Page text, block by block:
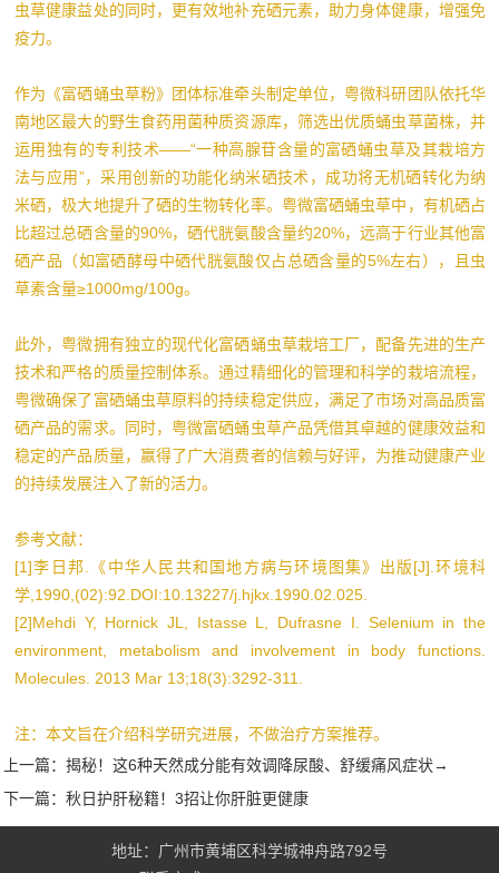
虫草健康益处的同时，更有效地补充硒元素，助力身体健康，增强免
疫力。
作为《富硒蛹虫草粉》团体标准牵头制定单位，粤微科研团队依托华
南地区最大的野生食药用菌种质资源库，筛选出优质蛹虫草菌株，并
运用独有的专利技术——“一种高腺苷含量的富硒蛹虫草及其栽培方
法与应用”，采用创新的功能化纳米硒技术，成功将无机硒转化为纳
米硒，极大地提升了硒的生物转化率。粤微富硒蛹虫草中，有机硒占
比超过总硒含量的90%，硒代胱氨酸含量约20%，远高于行业其他富
硒产品（如富硒酵母中硒代胱氨酸仅占总硒含量的5%左右），且虫
草素含量≥1000mg/100g。
此外，粤微拥有独立的现代化富硒蛹虫草栽培工厂，配备先进的生产
技术和严格的质量控制体系。通过精细化的管理和科学的栽培流程，
粤微确保了富硒蛹虫草原料的持续稳定供应，满足了市场对高品质富
硒产品的需求。同时，粤微富硒蛹虫草产品凭借其卓越的健康效益和
稳定的产品质量，赢得了广大消费者的信赖与好评，为推动健康产业
的持续发展注入了新的活力。
参考文献：
[1]李日邦.《中华人民共和国地方病与环境图集》出版[J].环境科
学,1990,(02):92.DOI:10.13227/j.hjkx.1990.02.025.
[2]Mehdi Y, Hornick JL, Istasse L, Dufrasne I. Selenium in the
environment, metabolism and involvement in body functions.
Molecules. 2013 Mar 13;18(3):3292-311.
注：本文旨在介绍科学研究进展，不做治疗方案推荐。
上一篇： 揭秘！这6种天然成分能有效调降尿酸、舒缓痛风症状→
下一篇： 秋日护肝秘籍！3招让你肝脏更健康
地址：广州市黄埔区科学城神舟路792号